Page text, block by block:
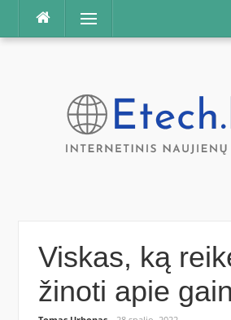
Praleisti
Meniu
Viskas, ką
žinoti apie